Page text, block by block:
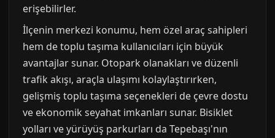
erişebilirler.
İlçenin merkezi konumu, hem özel araç sahipleri
hem de toplu taşıma kullanıcıları için büyük
avantajlar sunar. Otopark olanakları ve düzenli
trafik akışı, araçla ulaşımı kolaylaştırırken,
gelişmiş toplu taşıma seçenekleri de çevre dostu
ve ekonomik seyahat imkanları sunar. Bisiklet
yolları ve yürüyüş parkurları da Tepebaşı'nın